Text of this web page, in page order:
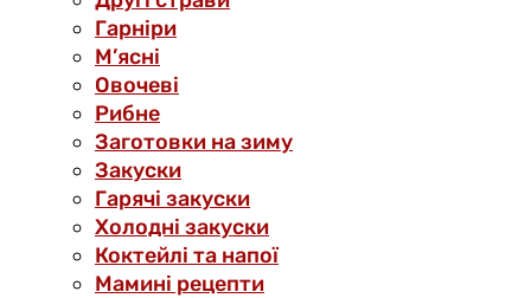
Гарніри
М’ясні
Овочеві
Рибне
Заготовки на зиму
Закуски
Гарячі закуски
Холодні закуски
Коктейлі та напої
Мамині рецепти